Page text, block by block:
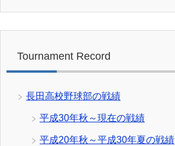
Tournament Record
長田高校野球部の戦績
平成30年秋～現在の戦績
平成20年秋～平成30年夏の戦績